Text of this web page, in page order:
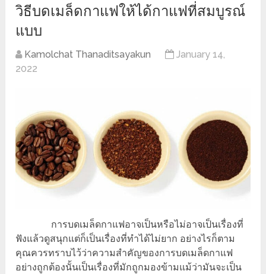
วิธีบดเมล็ดกาแฟให้ได้กาแฟที่สมบูรณ์
แบบ
Kamolchat Thanaditsayakun
January 14,
2022
การบดเมล็ดกาแฟอาจเป็นหรือไม่อาจเป็นเรื่องที่
ฟังแล้วดูสนุกแต่ก็เป็นเรื่องที่ทำได้ไม่ยาก อย่างไรก็ตาม
คุณควรทราบไว้ว่าความสำคัญของการบดเมล็ดกาแฟ
อย่างถูกต้องนั้นเป็นเรื่องที่มักถูกมองข้ามแม้ว่ามันจะเป็น